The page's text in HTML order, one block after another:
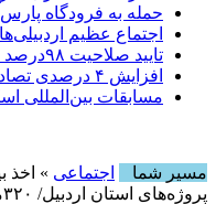
حمله به فرودگاه
اجتماع عظیم
تایید صلاحیت ۹۸درصد نامزدهای شوراهای روستای اردبیل
افزایش ۴ درصدی تصادفات فوتی در جاده‌های اردبیل
مسابقات بین‌المللی
مسیر شما
اجتماعی